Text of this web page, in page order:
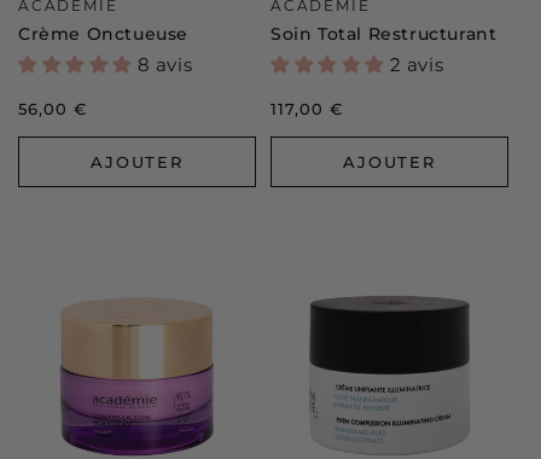
ACADÉMIE
Crème Onctueuse
8 avis
Prix
56,00 €
AJOUTER
ACADÉMIE
Soin Total Restructurant
2 avis
Prix
117,00 €
AJOUTER